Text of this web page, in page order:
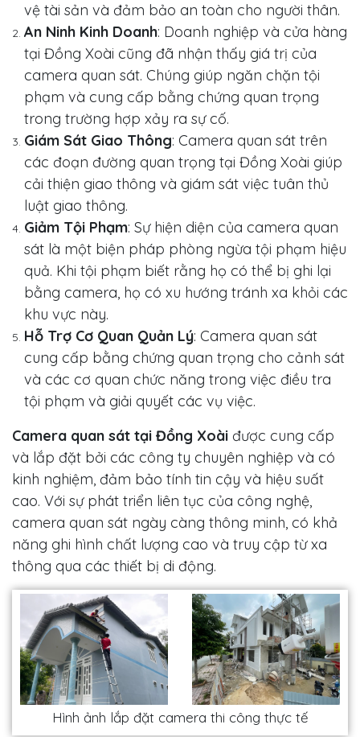
vệ tài sản và đảm bảo an toàn cho người thân.
An Ninh Kinh Doanh: Doanh nghiệp và cửa hàng
tại Đồng Xoài cũng đã nhận thấy giá trị của
camera quan sát. Chúng giúp ngăn chặn tội
phạm và cung cấp bằng chứng quan trọng
trong trường hợp xảy ra sự cố.
Giám Sát Giao Thông: Camera quan sát trên
các đoạn đường quan trọng tại Đồng Xoài giúp
cải thiện giao thông và giám sát việc tuân thủ
luật giao thông.
Giảm Tội Phạm: Sự hiện diện của camera quan
sát là một biện pháp phòng ngừa tội phạm hiệu
quả. Khi tội phạm biết rằng họ có thể bị ghi lại
bằng camera, họ có xu hướng tránh xa khỏi các
khu vực này.
Hỗ Trợ Cơ Quan Quản Lý: Camera quan sát
cung cấp bằng chứng quan trọng cho cảnh sát
và các cơ quan chức năng trong việc điều tra
tội phạm và giải quyết các vụ việc.
Camera quan sát tại Đồng Xoài được cung cấp
và lắp đặt bởi các công ty chuyên nghiệp và có
kinh nghiệm, đảm bảo tính tin cậy và hiệu suất
cao. Với sự phát triển liên tục của công nghệ,
camera quan sát ngày càng thông minh, có khả
năng ghi hình chất lượng cao và truy cập từ xa
thông qua các thiết bị di động.
Hình ảnh lắp đặt camera thi công thực tế